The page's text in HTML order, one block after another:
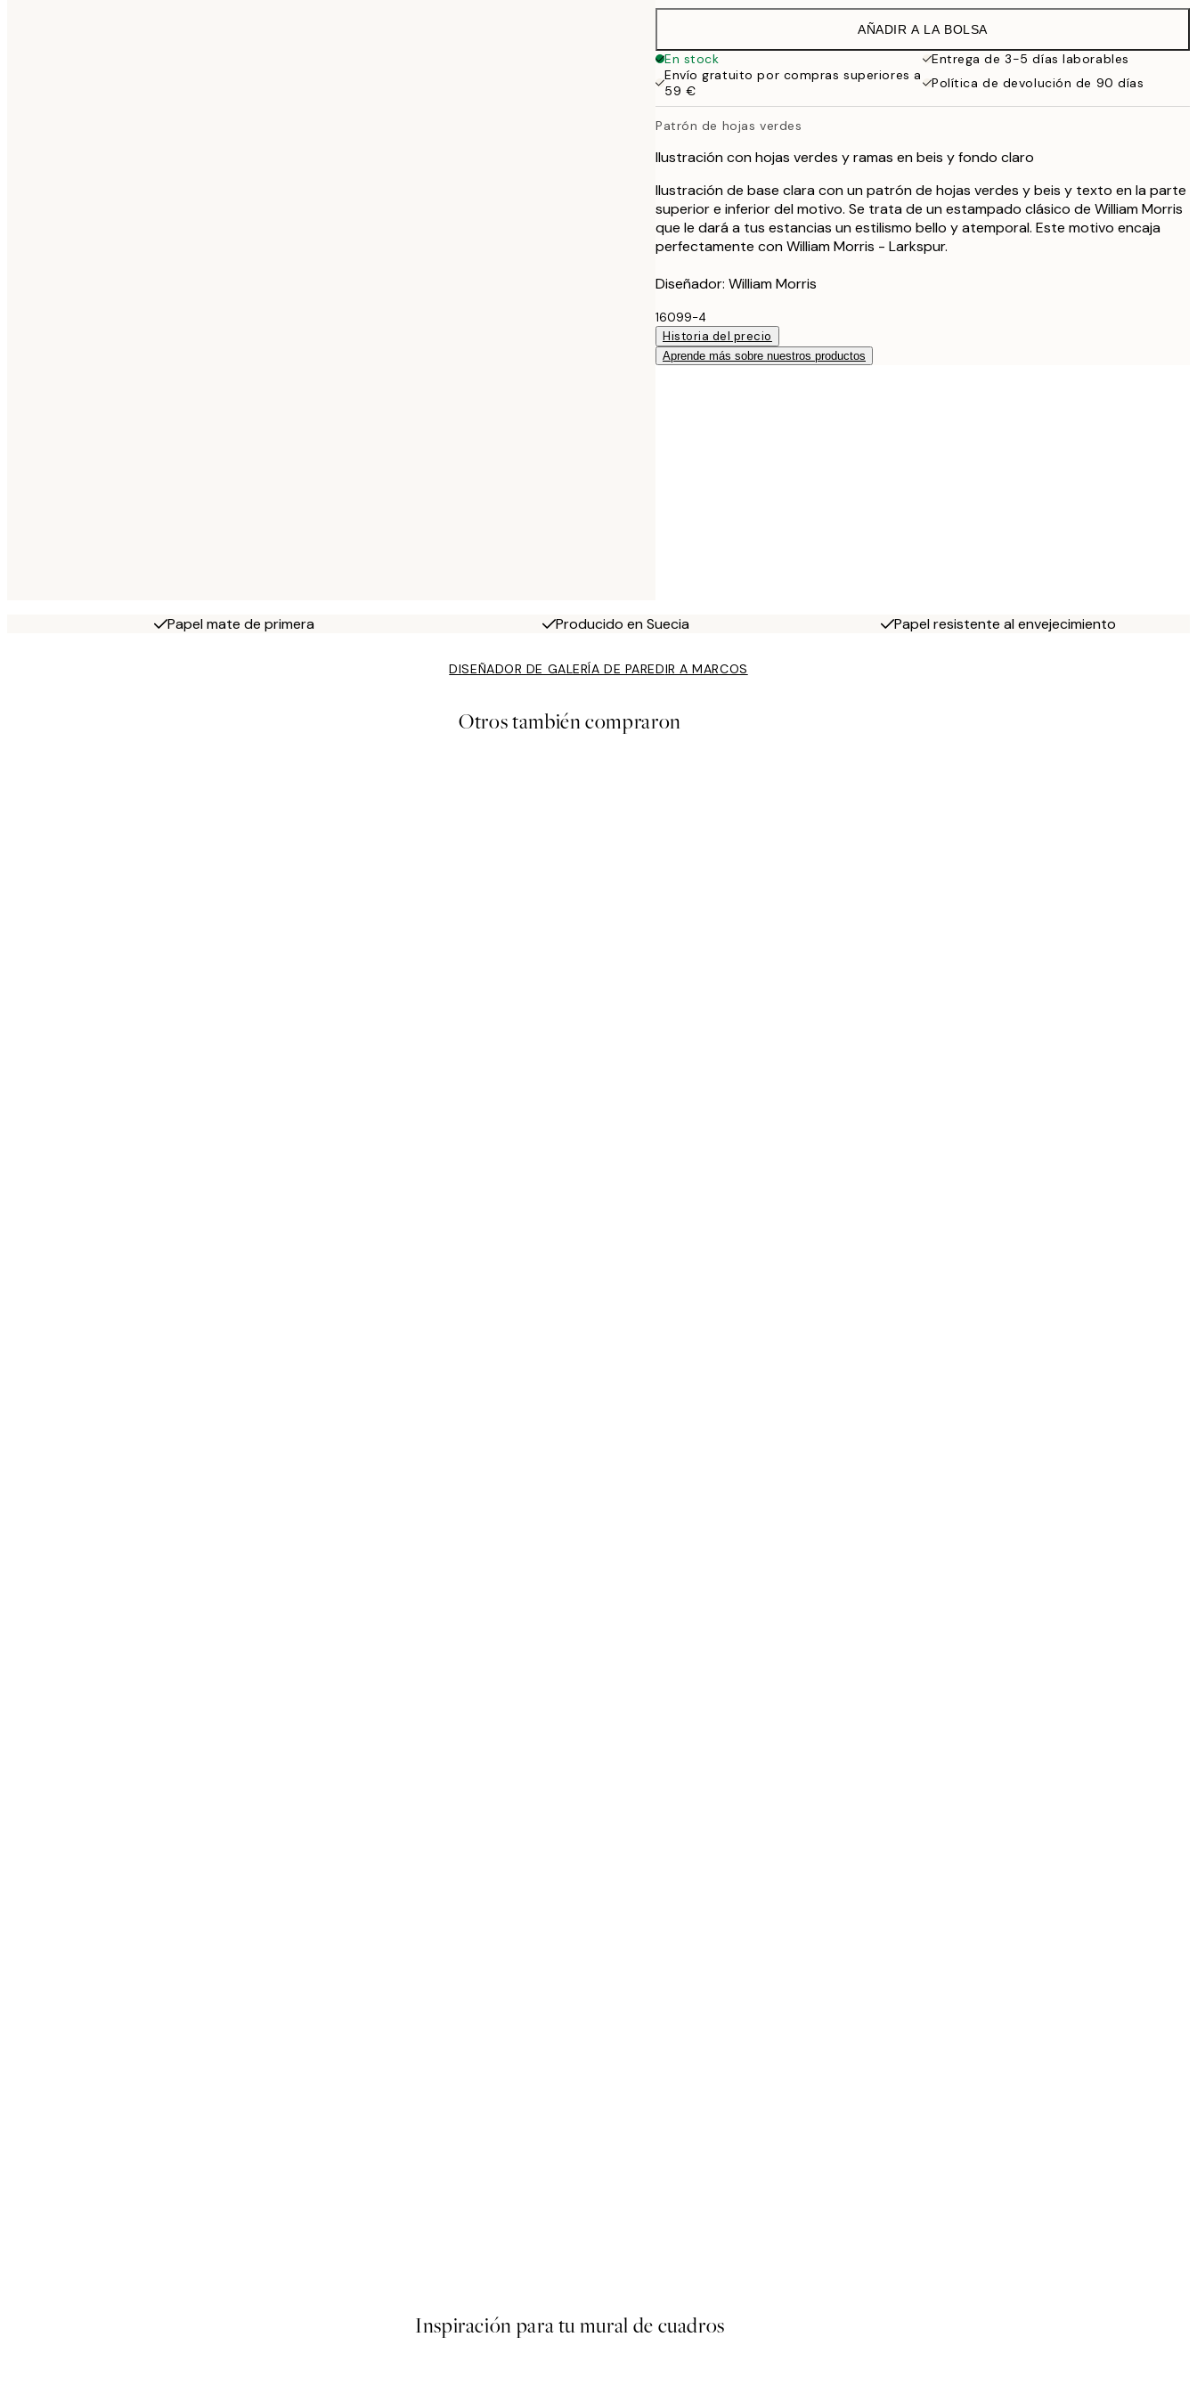
19,95 €
27,45 €
50x70 cm 16,23 €
70x100 cm
100x150 cm
AÑADIR A LA BOLSA
En stock
Entrega de 3-5 días laborables
Envío gratuito por compras superiores a
59 €
Política de devolución de 90 días
Patrón de hojas verdes
Ilustración con hojas verdes y ramas en beis y fondo claro
Ilustración de base clara con un patrón de hojas verdes y beis y texto en la parte
superior e inferior del motivo. Se trata de un estampado clásico de William Morris
que le dará a tus estancias un estilismo bello y atemporal. Este motivo encaja
perfectamente con William Morris - Larkspur.
Diseñador: William Morris
16099-4
Historia del precio
Aprende más sobre nuestros productos
Papel mate de primera Producido en Suecia Papel resistente al envejecimiento
DISEÑADOR DE GALERÍA DE PAREDIR A MARCOS
Otros también compraron
Inspiración para tu mural de cuadros